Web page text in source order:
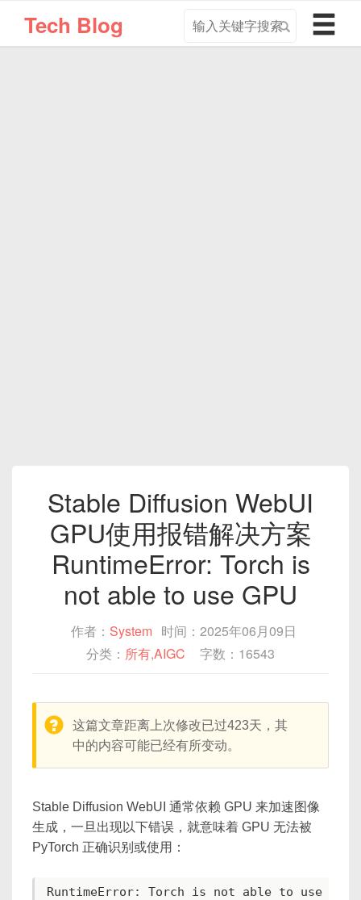
Tech Blog
导
航
Stable Diffusion WebUI
GPU使用报错解决方案
RuntimeError: Torch is
not able to use GPU
作者： System 时间：2025年06月09日
分类： 所有,AIGC 字数：16543
warning:
这篇文章距离上次修改已过423天，其
中的内容可能已经有所变动。
Stable Diffusion WebUI 通常依赖 GPU 来加速图像
生成，一旦出现以下错误，就意味着 GPU 无法被
PyTorch 正确识别或使用：
RuntimeError: Torch is not able to use